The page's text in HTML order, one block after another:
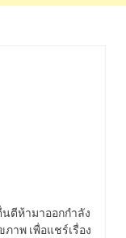
ตีห้ามาออกกำลัง
าพ เพื่อแชร์เรื่อง